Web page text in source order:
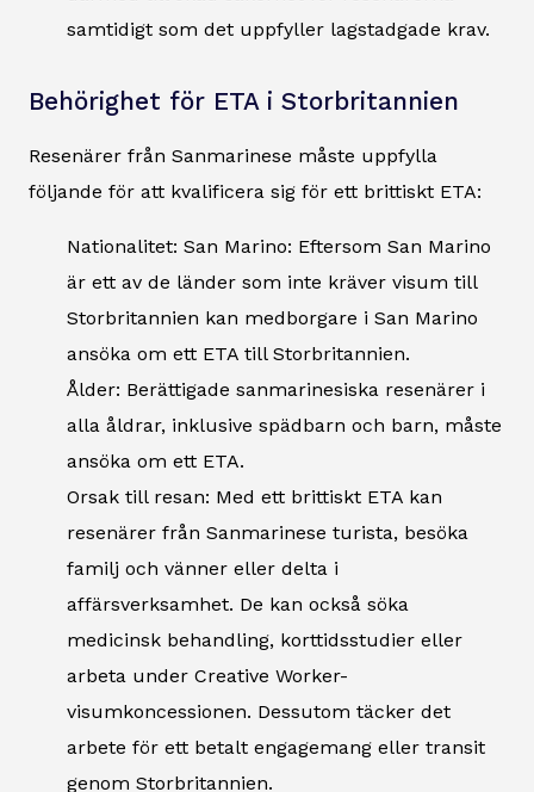
samtidigt som det uppfyller lagstadgade krav.
Behörighet för ETA i Storbritannien
Resenärer från Sanmarinese måste uppfylla
följande för att kvalificera sig för ett brittiskt ETA:
Nationalitet: San Marino: Eftersom San Marino
är ett av de länder som inte kräver visum till
Storbritannien kan medborgare i San Marino
ansöka om ett ETA till Storbritannien.
Ålder: Berättigade sanmarinesiska resenärer i
alla åldrar, inklusive spädbarn och barn, måste
ansöka om ett ETA.
Orsak till resan: Med ett brittiskt ETA kan
resenärer från Sanmarinese turista, besöka
familj och vänner eller delta i
affärsverksamhet. De kan också söka
medicinsk behandling, korttidsstudier eller
arbeta under Creative Worker-
visumkoncessionen. Dessutom täcker det
arbete för ett betalt engagemang eller transit
genom Storbritannien.